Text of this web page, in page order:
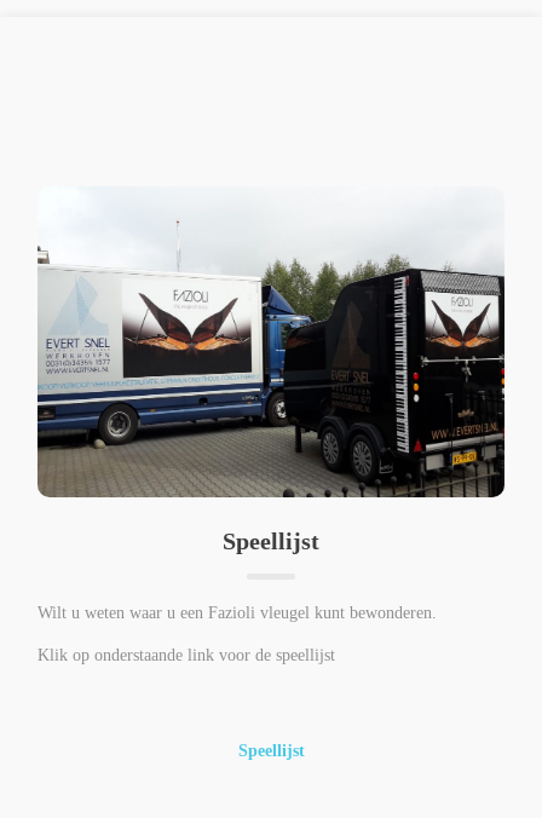
Speellijst
Wilt u weten waar u een Fazioli vleugel kunt bewonderen.
Klik op onderstaande link voor de speellijst
Speellijst